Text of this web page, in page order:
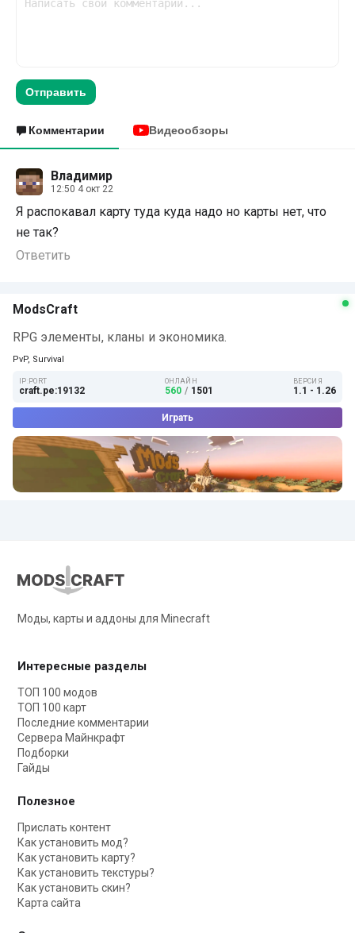
Отправить
Комментарии Видеообзоры
Владимир
12:50 4 окт 22
Я распокавал карту туда куда надо но карты нет, что
не так?
Ответить
ModsCraft
RPG элементы, кланы и экономика.
PvP, Survival
IP:PORT
craft.pe:19132
ОНЛАЙН
560 / 1501
ВЕРСИЯ
1.1 - 1.26
Играть
Моды, карты и аддоны для Minecraft
Интересные разделы
ТОП 100 модов
ТОП 100 карт
Последние комментарии
Сервера Майнкрафт
Подборки
Гайды
Полезное
Прислать контент
Как установить мод?
Как установить карту?
Как установить текстуры?
Как установить скин?
Карта сайта